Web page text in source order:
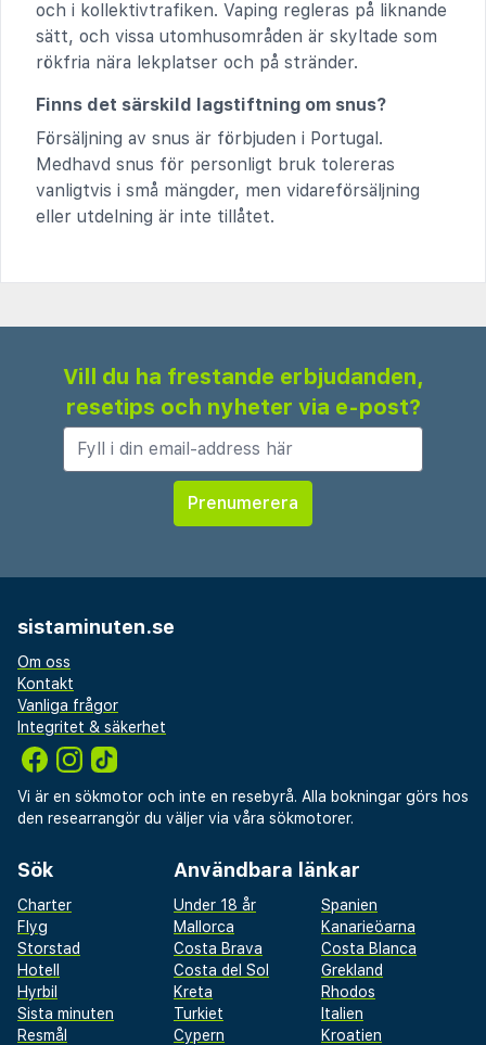
och i kollektivtrafiken. Vaping regleras på liknande
sätt, och vissa utomhusområden är skyltade som
rökfria nära lekplatser och på stränder.
Finns det särskild lagstiftning om snus?
Försäljning av snus är förbjuden i Portugal.
Medhavd snus för personligt bruk tolereras
vanligtvis i små mängder, men vidareförsäljning
eller utdelning är inte tillåtet.
Vill du ha frestande erbjudanden,
resetips och nyheter via e-post?
sistaminuten.se
Om oss
Kontakt
Vanliga frågor
Integritet & säkerhet
Vi är en sökmotor och inte en resebyrå. Alla bokningar görs hos
den researrangör du väljer via våra sökmotorer.
Sök
Charter
Flyg
Storstad
Hotell
Hyrbil
Sista minuten
Resmål
Användbara länkar
Under 18 år
Spanien
Mallorca
Kanarieöarna
Costa Brava
Costa Blanca
Costa del Sol
Grekland
Kreta
Rhodos
Turkiet
Italien
Cypern
Kroatien